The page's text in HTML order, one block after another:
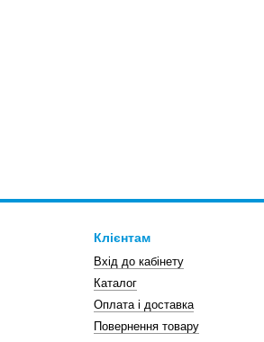
Клієнтам
Вхід до кабінету
Каталог
Оплата і доставка
Повернення товару